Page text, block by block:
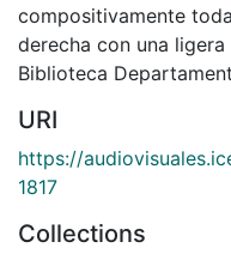
compositivamente
derecha con una
Biblioteca
URI
https://
1817
Collections